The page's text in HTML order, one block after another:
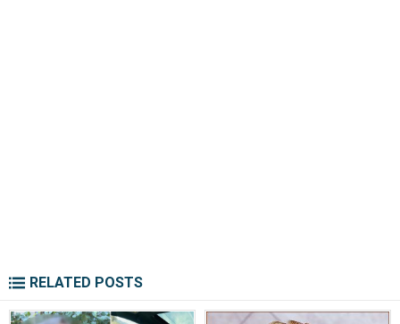
RELATED POSTS